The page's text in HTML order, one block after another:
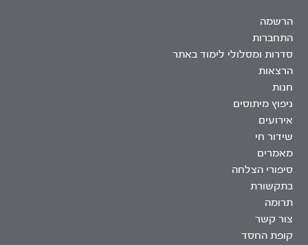
הרשמה
התחברות
סדרות ומסלולי לימוד באתר
הרצאות
חנות
ניפוץ מיתוסים
אירועים
שידור חי
מאמרים
סיפורי הצלחה
בתקשורת
תרומה
צור קשר
קופת החסד